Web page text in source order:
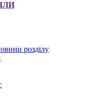
розділу